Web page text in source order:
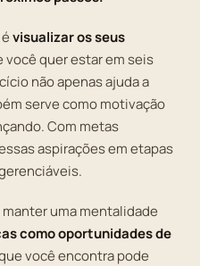
visualizar os seus
você quer estar em seis
não apenas ajuda a
serve como motivação
Com metas
aspirações em etapas
uma mentalidade
como oportunidades de
você encontra pode